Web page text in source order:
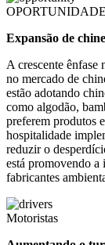
OPORTUNIDADE
Expansão de
A crescente ênfase
no mercado de
estão adotando
como algodão,
preferem produtos
hospitalidade
reduzir o
está promovendo a
fabricantes
Motoristas